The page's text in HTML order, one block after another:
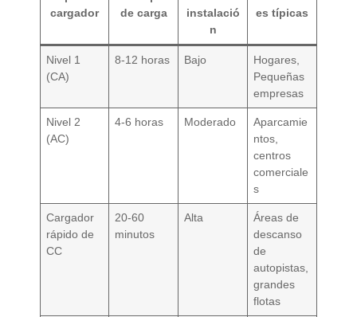
cargador
de carga
instalació
n
es típicas
Nivel 1
(CA)
8-12 horas Bajo
Hogares,
Pequeñas
empresas
Nivel 2
(AC)
4-6 horas Moderado
Aparcamie
ntos,
centros
comerciale
s
Cargador
rápido de
CC
20-60
minutos
Alta
Áreas de
descanso
de
autopistas,
grandes
flotas